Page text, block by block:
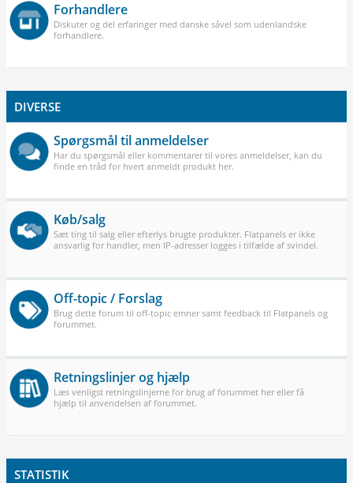
Forhandlere
Diskuter og del erfaringer med danske såvel som udenlandske
forhandlere.
DIVERSE
Spørgsmål til anmeldelser
Har du spørgsmål eller kommentarer til vores anmeldelser, kan du
finde en tråd for hvert anmeldt produkt her.
Køb/salg
Sæt ting til salg eller efterlys brugte produkter. Flatpanels er ikke
ansvarlig for handler, men IP-adresser logges i tilfælde af svindel.
Off-topic / Forslag
Brug dette forum til off-topic emner samt feedback til Flatpanels og
forummet.
Retningslinjer og hjælp
Læs venligst retningslinjerne for brug af forummet her eller få
hjælp til anvendelsen af forummet.
STATISTIK